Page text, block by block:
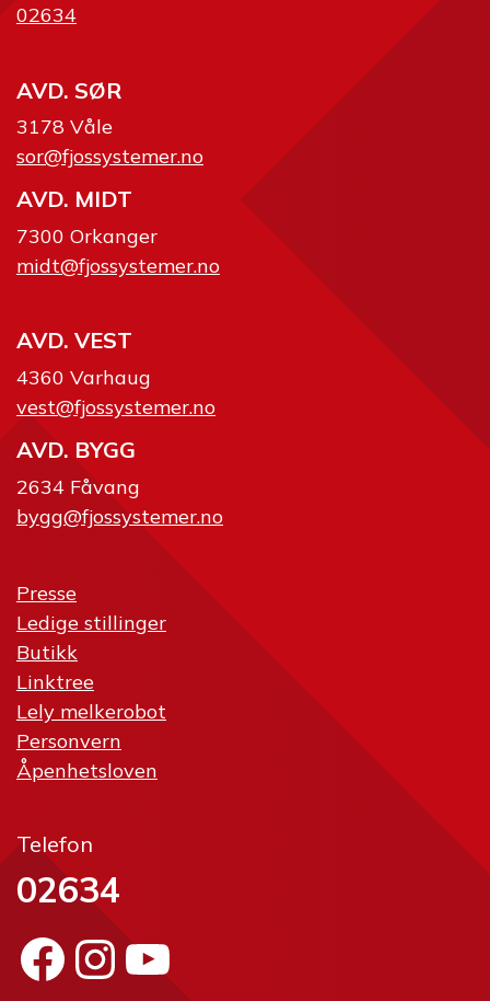
02634
AVD. SØR
3178 Våle
sor@fjossystemer.no
AVD. MIDT
7300 Orkanger
midt@fjossystemer.no
AVD. VEST
4360 Varhaug
vest@fjossystemer.no
AVD. BYGG
2634 Fåvang
bygg@fjossystemer.no
Presse
Ledige stillinger
Butikk
Linktree
Lely melkerobot
Personvern
Åpenhetsloven
Telefon
02634
Facebook
Instagram
YouTube